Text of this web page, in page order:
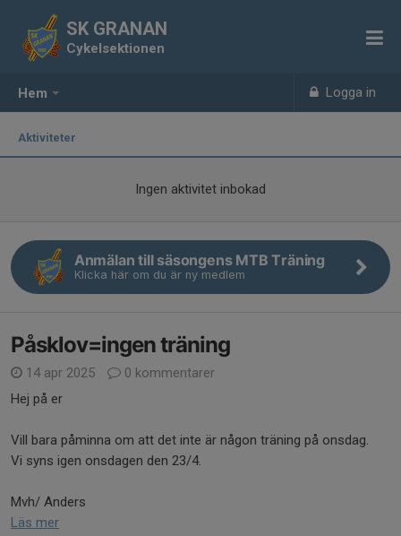
Hem Logga in
SK GRANAN
Cykelsektionen
Aktiviteter
Ingen aktivitet inbokad
Anmälan till säsongens MTB Träning
Klicka här om du är ny medlem
Påsklov=ingen träning
14 apr 2025
0 kommentarer
Hej på er
Vill bara påminna om att det inte är någon träning på onsdag.
Vi syns igen onsdagen den 23/4.
Mvh/ Anders
Läs mer